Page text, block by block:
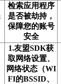
检索应用程序
是否被劫持，
保障您的账号
安全
1.友盟SDK获
取网络设置、
网络状态（WI
FI的BSSID、